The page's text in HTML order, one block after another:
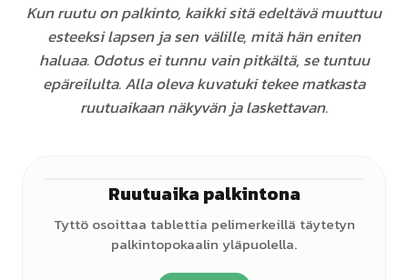
Kun ruutu on palkinto, kaikki sitä edeltävä muuttuu
esteeksi lapsen ja sen välille, mitä hän eniten
haluaa. Odotus ei tunnu vain pitkältä, se tuntuu
epäreilulta. Alla oleva kuvatuki tekee matkasta
ruutuaikaan näkyvän ja laskettavan.
Ruutuaika palkintona
Tyttö osoittaa tablettia pelimerkeillä täytetyn
palkintopokaalin yläpuolella.